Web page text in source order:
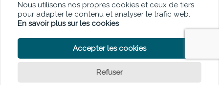
Publicité
Contact
Nous utilisons nos propres cookies et ceux de tiers
pour adapter le contenu et analyser le trafic web.
En savoir plus sur les cookies
Accepter les cookies
Refuser